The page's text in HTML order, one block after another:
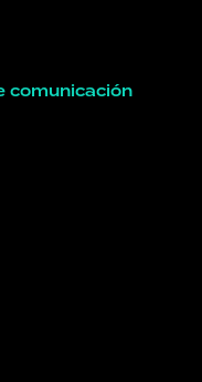
comunicación